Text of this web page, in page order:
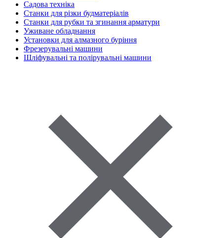
Садова техніка
Станки для різки будматеріалів
Станки для рубки та згинання арматури
Уживане обладнання
Установки для алмазного буріння
Фрезерувальні машини
Шліфувальні та полірувальні машини